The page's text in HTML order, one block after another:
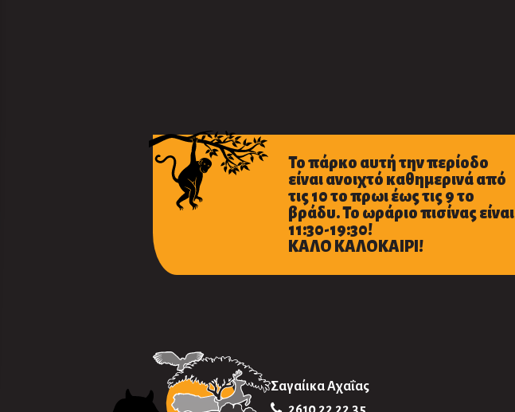
Το πάρκο αυτή την περίοδο
είναι ανοιχτό καθημερινά από
τις 10 το πρωι έως τις 9 το
βράδυ. Το ωράριο πισίνας είναι
11:30-19:30!
ΚΑΛΟ ΚΑΛΟΚΑΙΡΙ!
Σαγαίικα Αχαΐας